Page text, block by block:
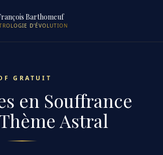
Barthomeuf
D'ÉVOLUTION
GRATUIT
en Souffrance
Astral